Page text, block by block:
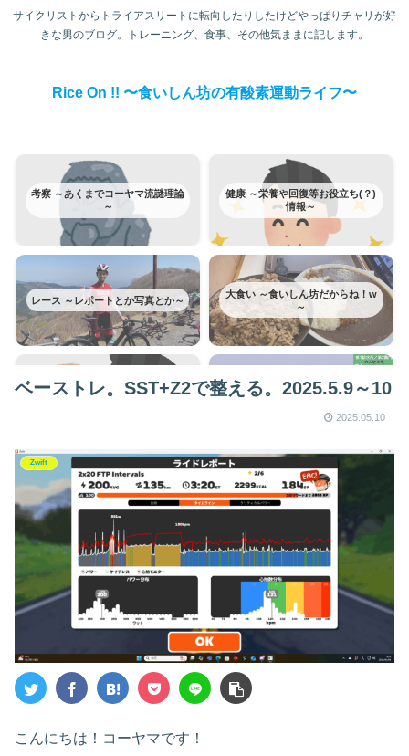
サイクリストからトライアスリートに転向したりしたけどやっぱりチャリが好
きな男のブログ。トレーニング、食事、その他気ままに記します。
Rice On !! 〜食いしん坊の有酸素運動ライフ〜
考察 ～あくまでコーヤマ流謎理論
～
健康 ～栄養や回復等お役立ち(？)
情報～
レース ～レポートとか写真とか～
大食い ～食いしん坊だからね！w
～
トレーニング ～日記みたいなもの
富士ヒルクライム ～みんな大好き
富士ヒルはカテゴリー分けてみた
ベーストレ。SST+Z2で整える。2025.5.9～10
2025.05.10
Zwift
こんにちは！コーヤマです！